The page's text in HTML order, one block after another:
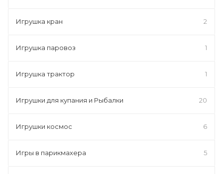
Игрушка кран 2
Игрушка паровоз 1
Игрушка трактор 1
Игрушки для купания и Рыбалки 20
Игрушки космос 6
Игры в парикмахера 5